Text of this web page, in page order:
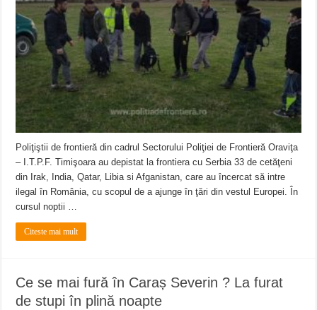
Poliţiştii de frontieră din cadrul Sectorului Poliţiei de Frontieră Oraviţa
– I.T.P.F. Timişoara au depistat la frontiera cu Serbia 33 de cetăţeni
din Irak, India, Qatar, Libia si Afganistan, care au încercat să intre
ilegal în România, cu scopul de a ajunge în ţări din vestul Europei. În
cursul noptii …
Citeste mai mult
Ce se mai fură în Caraș Severin ? La furat
de stupi în plină noapte